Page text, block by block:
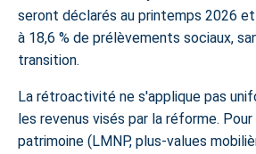
seront déclarés au printemps 2026
à 18,6 % de prélèvements sociaux,
transition.
La rétroactivité ne s'applique pas
les revenus visés par la réforme.
patrimoine (LMNP, plus-values